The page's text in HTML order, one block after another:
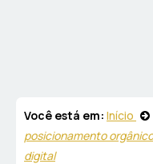
Você está em: Início
posicionamento
digital